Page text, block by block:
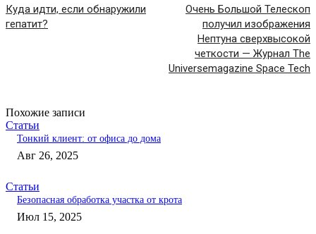
Куда идти, если обнаружили
гепатит?
Очень Большой Телескоп
получил изображения
Нептуна сверхвысокой
четкости — Журнал The
Universemagazine Space Tech
Похожие записи
Статьи
Тонкий клиент: от офиса до дома
Авг 26, 2025
Статьи
Безопасная обработка участка от крота
Июл 15, 2025